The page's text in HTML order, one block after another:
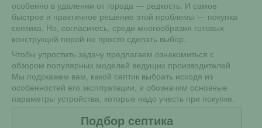
особенно в удалении от города — редкость. И самое
быстрое и практичное решение этой проблемы — покупка
септика. Но, согласитесь, среди многообразия готовых
конструкций порой не просто сделать выбор.
Чтобы упростить задачу предлагаем ознакомиться с
обзором популярных моделей ведущих производителей.
Мы подскажем вам, какой септик выбрать исходя из
особенностей его эксплуатации, и обозначим основные
параметры устройства, которые надо учесть при покупке.
Подбор септика